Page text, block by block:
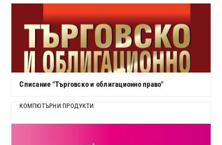
Списание "Търговско и облигационно право"
КОМПЮТЪРНИ ПРОДУКТИ